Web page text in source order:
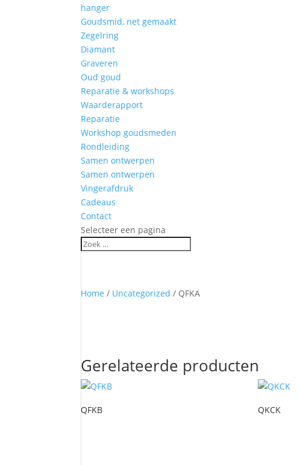
hanger
Goudsmid, net gemaakt
Zegelring
Diamant
Graveren
Oud goud
Reparatie & workshops
Waarderapport
Reparatie
Workshop goudsmeden
Rondleiding
Samen ontwerpen
Samen ontwerpen
Vingerafdruk
Cadeaus
Contact
Selecteer een pagina
Home / Uncategorized / QFKA
Gerelateerde producten
QFKB QKCK